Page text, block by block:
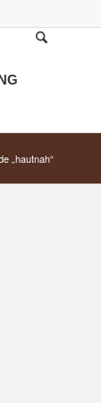
„hautnah“